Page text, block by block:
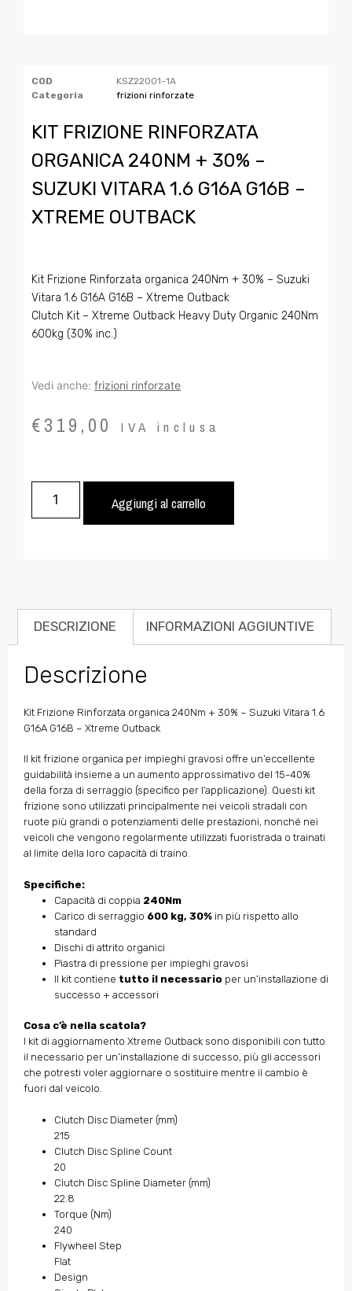
COD
KSZ22001-1A
Categoria
frizioni rinforzate
KIT FRIZIONE RINFORZATA
ORGANICA 240NM + 30% –
SUZUKI VITARA 1.6 G16A G16B –
XTREME OUTBACK
Kit Frizione Rinforzata organica 240Nm + 30% – Suzuki
Vitara 1.6 G16A G16B – Xtreme Outback
Clutch Kit – Xtreme Outback Heavy Duty Organic 240Nm
600kg (30% inc.)
Vedi anche: frizioni rinforzate
€319,00 IVA inclusa
Aggiungi al carrello
DESCRIZIONE INFORMAZIONI AGGIUNTIVE
Descrizione
Kit Frizione Rinforzata organica 240Nm + 30% – Suzuki Vitara 1.6
G16A G16B – Xtreme Outback
Il kit frizione organica per impieghi gravosi offre un’eccellente
guidabilità insieme a un aumento approssimativo del 15-40%
della forza di serraggio (specifico per l’applicazione). Questi kit
frizione sono utilizzati principalmente nei veicoli stradali con
ruote più grandi o potenziamenti delle prestazioni, nonché nei
veicoli che vengono regolarmente utilizzati fuoristrada o trainati
al limite della loro capacità di traino.
Specifiche:
Capacità di coppia 240Nm
Carico di serraggio 600 kg, 30% in più rispetto allo
standard
Dischi di attrito organici
Piastra di pressione per impieghi gravosi
Il kit contiene tutto il necessario per un’installazione di
successo + accessori
Cosa c’è nella scatola?
I kit di aggiornamento Xtreme Outback sono disponibili con tutto
il necessario per un’installazione di successo, più gli accessori
che potresti voler aggiornare o sostituire mentre il cambio è
fuori dal veicolo.
Clutch Disc Diameter (mm)
215
Clutch Disc Spline Count
20
Clutch Disc Spline Diameter (mm)
22.8
Torque (Nm)
240
Flywheel Step
Flat
Design